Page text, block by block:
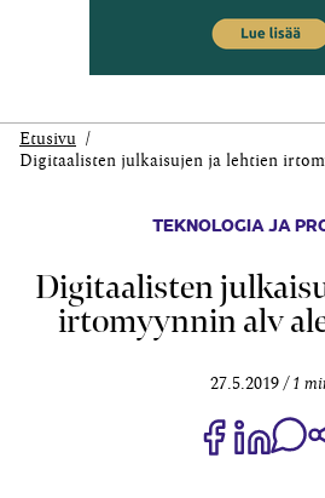
Etusivu
Digitaalisten julkaisujen ja lehtien
TEKNOLOGIA JA
Digitaalisten
irtomyynnin alv
27.5.2019 1
Jaa Share
Jaa